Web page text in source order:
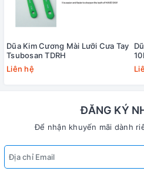
Dũa Kim Cương Mài Lưỡi Cưa Tay
Tsubosan TDRH
Liên hệ
ĐĂNG KÝ
Để nhận khuyến mãi dành